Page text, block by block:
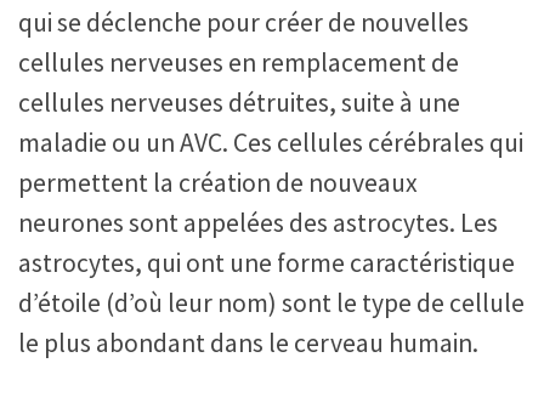
qui se déclenche pour créer de nouvelles
cellules nerveuses en remplacement de
cellules nerveuses détruites, suite à une
maladie ou un AVC. Ces cellules cérébrales qui
permettent la création de nouveaux
neurones sont appelées des astrocytes. Les
astrocytes, qui ont une forme caractéristique
d’étoile (d’où leur nom) sont le type de cellule
le plus abondant dans le cerveau humain.